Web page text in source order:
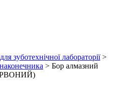
зуботехнічної лабораторії>
> Бор алмазний